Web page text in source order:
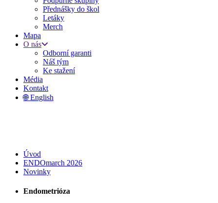
Přednášky do škol
Letáky
Merch
Mapa
O nás
Odborní garanti
Náš tým
Ke stažení
Média
Kontakt
🌐 English
Úvod
ENDOmarch 2026
Novinky
Endometrióza